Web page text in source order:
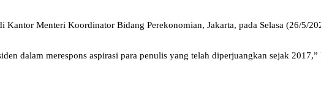
Menteri Koordinator Bidang Perekonomian, Jakarta, pada Selasa (26/5/
dalam merespons aspirasi para penulis yang telah diperjuangkan sejak